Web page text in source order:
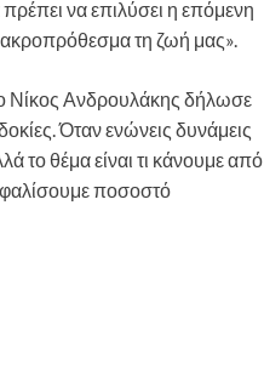
να επιλύσει η επόμενη
τη ζωή μας».
Νίκος Ανδρουλάκης δήλωσε
Όταν ενώνεις δυνάμεις
το θέμα είναι τι κάνουμε από
ποσοστό